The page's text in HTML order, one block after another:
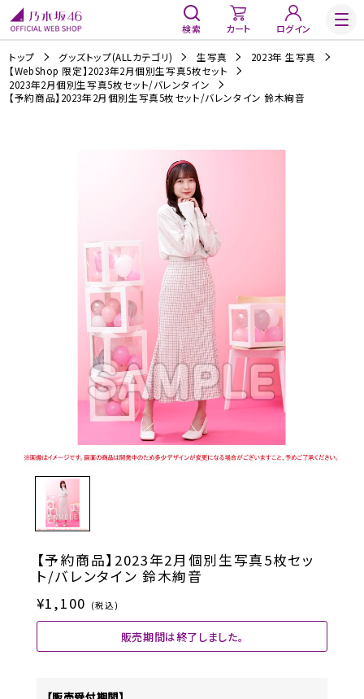
検索 カート ログイン
トップ グッズトップ(ALLカテゴリ) 生写真
2023年 生写真
【WebShop 限定】2023年2月個別生写真5枚セット
2023年2月個別生写真5枚セット/バレンタイン
【予約商品】2023年2月個別生写真5枚セット/バレンタイン 鈴木絢音
【予約商品】2023年2月個別生写真5枚セッ
ト/バレンタイン 鈴木絢音
¥1,100 (税込)
販売期間は終了しました。